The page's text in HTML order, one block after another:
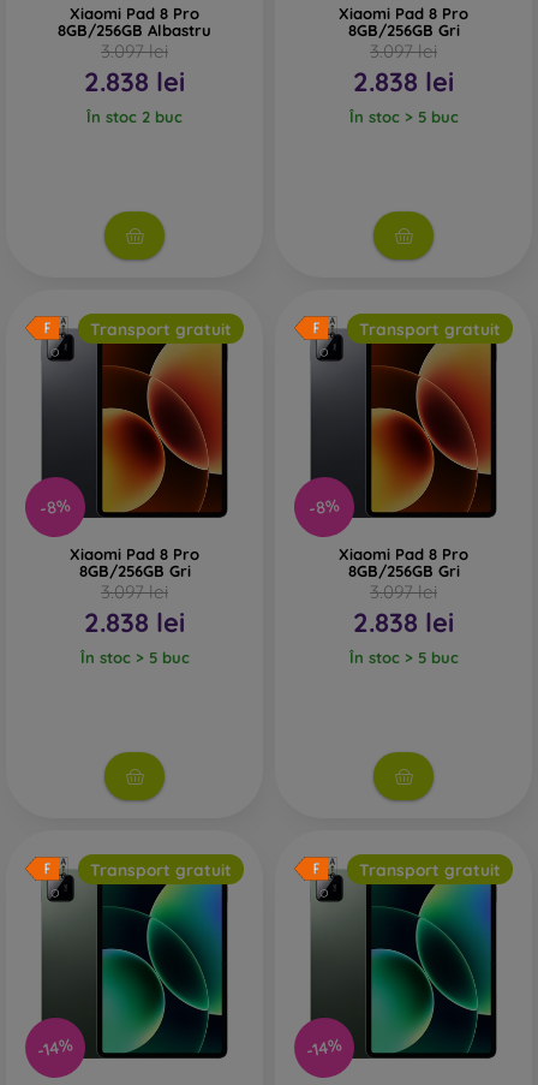
Xiaomi Pad 8 Pro
8GB/256GB Albastru
3.097 lei
2.838 lei
În stoc 2 buc
Xiaomi Pad 8 Pro
8GB/256GB Gri
3.097 lei
2.838 lei
În stoc > 5 buc
-8%
Transport gratuit
Xiaomi Pad 8 Pro
8GB/256GB Gri
3.097 lei
2.838 lei
În stoc > 5 buc
-8%
Transport gratuit
Xiaomi Pad 8 Pro
8GB/256GB Gri
3.097 lei
2.838 lei
În stoc > 5 buc
-14%
Transport gratuit
-14%
Transport gratuit